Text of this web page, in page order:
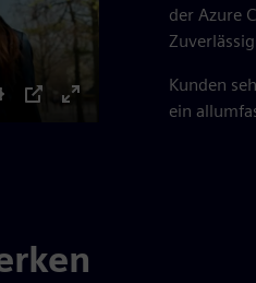
der Azure
Kunden
ein